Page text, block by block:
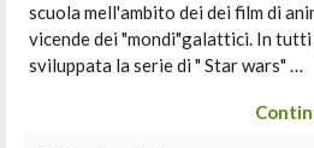
scuola mell'ambito dei dei film di
vicende dei "mondi"galattici. In tutti
sviluppata la serie di " Star wars" …